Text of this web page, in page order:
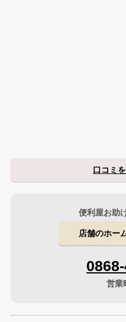
口コミ
便利屋お助
店舗のホー
営業